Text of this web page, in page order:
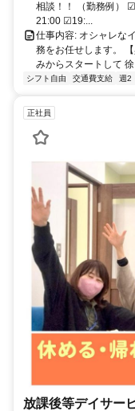
相談！！ （勤務例）
21:00 ☑19:...
仕事内容: オシャレな
務をお任せします。
みからスタートして
シフト自由 交通費支給 週2
正社員
放課後等デイサー